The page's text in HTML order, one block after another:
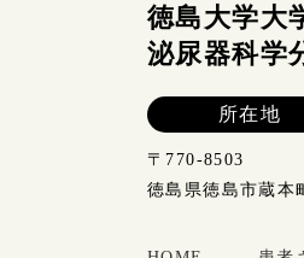
徳島大学大
泌尿器科学
所在地
〒770-8503
徳島県徳島市蔵本